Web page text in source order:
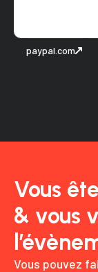
paypal.com
Vous
& vous
Vous pouvez